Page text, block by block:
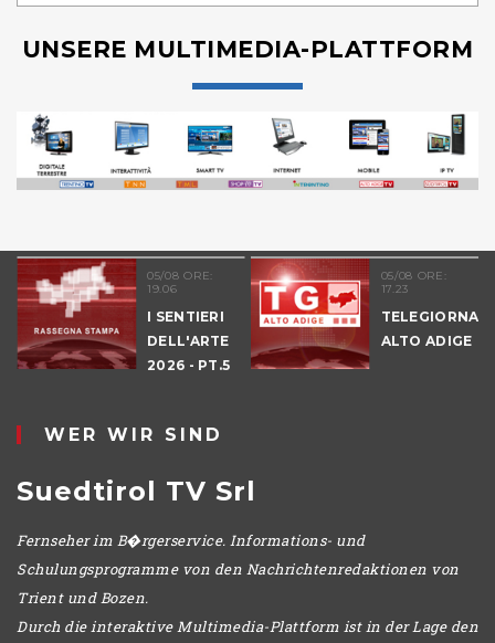
UNSERE MULTIMEDIA-PLATTFORM
05/08 ORE:
19.06
I SENTIERI
DELL'ARTE
2026 - PT.5
05/08 ORE:
17.23
ALTO ADIGE
WER WIR SIND
Suedtirol TV Srl
Fernseher im B�rgerservice. Informations- und
Schulungsprogramme von den Nachrichtenredaktionen von
Trient und Bozen.
Durch die interaktive Multimedia-Plattform ist in der Lage den